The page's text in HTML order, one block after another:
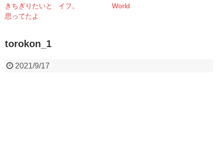
きちぎりたいと
思ってたよ
イフ。
World
torokon_1
2021/9/17